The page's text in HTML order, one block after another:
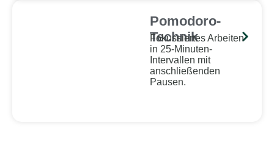
Pomodoro-
Technik
Fokussiertes Arbeiten
in 25-Minuten-
Intervallen mit
anschließenden
Pausen.